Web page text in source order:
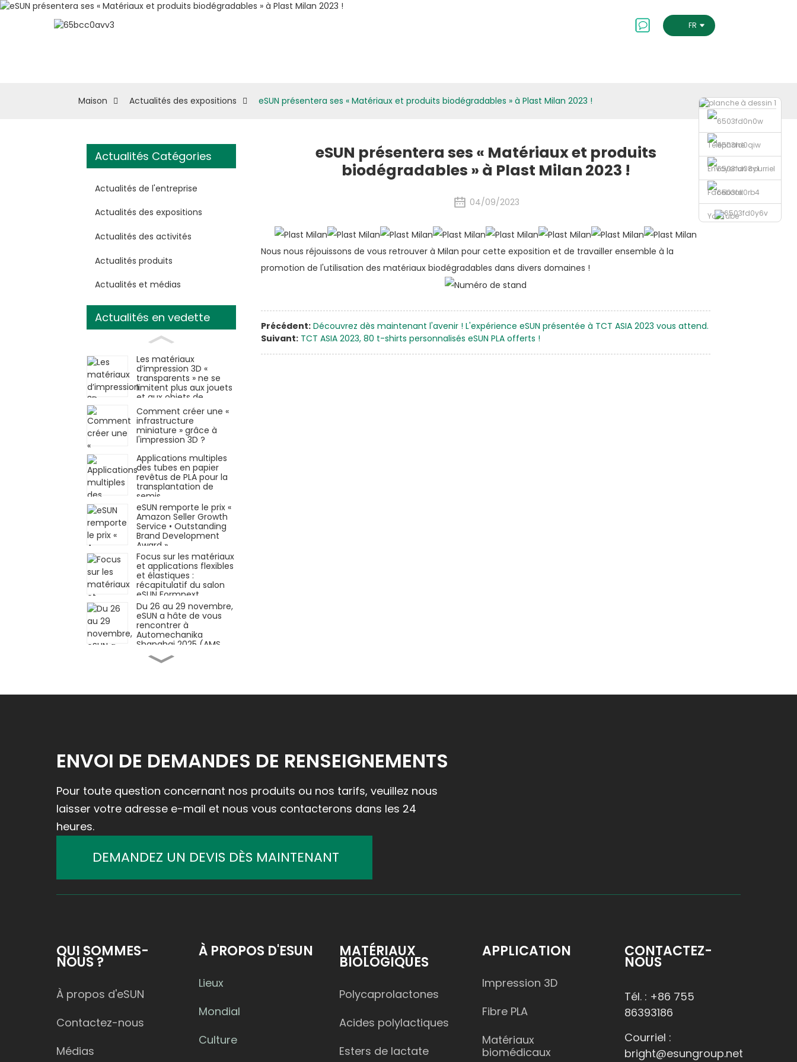
FRENCH
Téléphone
Envoyer un courriel
Facebook
YouTube
Maison Actualités des expositions eSUN présentera ses « Matériaux et produits biodégradables » à Plast Milan 2023 !
Actualités Catégories
Actualités de l'entreprise
Actualités des expositions
Actualités des activités
Actualités produits
Actualités et médias
Actualités en vedette
Les matériaux
d’impression 3D «
transparents » ne se
limitent plus aux jouets
et aux objets de
décoration.
Comment créer une «
infrastructure
miniature » grâce à
l'impression 3D ?
Applications multiples
des tubes en papier
revêtus de PLA pour la
transplantation de
semis
eSUN remporte le prix «
Amazon Seller Growth
Service • Outstanding
Brand Development
Award »
Focus sur les matériaux
et applications flexibles
et élastiques :
récapitulatif du salon
eSUN Formnext
Germany !
Du 26 au 29 novembre,
eSUN a hâte de vous
rencontrer à
Automechanika
Shanghai 2025 (AMS
2025)
Matériaux innovants ×
Applications innovantes
2025
Façonner l'avenir de
l'industrie
matériaux — eSUN vous
en Allemagne
Bricolage imitation bois,
accessoires de cinéma
eSUN présentera ses « Matériaux et produits
biodégradables » à Plast Milan 2023 !
04/09/2023
Nous nous réjouissons de vous retrouver à Milan pour cette exposition et de travailler ensemble à la
promotion de l'utilisation des matériaux biodégradables dans divers domaines !
Précédent: Découvrez dès maintenant l'avenir ! L'expérience eSUN présentée à TCT ASIA 2023 vous attend.
Suivant: TCT ASIA 2023, 80 t-shirts personnalisés eSUN PLA offerts !
ENVOI DE DEMANDES DE RENSEIGNEMENTS
Pour toute question concernant nos produits ou nos tarifs, veuillez nous
laisser votre adresse e-mail et nous vous contacterons dans les 24
heures.
DEMANDEZ UN DEVIS DÈS MAINTENANT
QUI SOMMES-
NOUS ?
À propos d'eSUN
Contactez-nous
Médias
À PROPOS D'ESUN
Lieux
Mondial
Culture
MATÉRIAUX
BIOLOGIQUES
Polycaprolactones
Acides polylactiques
Esters de lactate
APPLICATION
Impression 3D
Fibre PLA
Matériaux
biomédicaux
CONTACTEZ-
NOUS
Tél. : +86 755
86393186
Courriel :
bright@esungroup.net